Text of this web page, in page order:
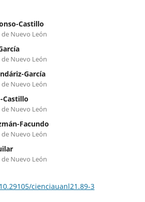
Castillo
Nuevo León
Nuevo León
García
Nuevo León
Castillo
Nuevo León
Facundo
Nuevo León
Nuevo León
cienciauanl21.89-3